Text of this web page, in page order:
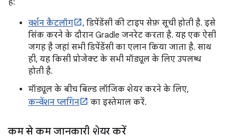
वर्शन कैटलॉग
, डिपेंडेंसी की टाइप सेफ़ सूची होती है. इसे
सिंक करने के दौरान Gradle जनरेट करता है. यह एक ऐसी
जगह है जहां सभी डिपेंडेंसी का एलान किया जाता है. साथ
ही, यह किसी प्रोजेक्ट के सभी मॉड्यूल के लिए उपलब्ध
होती है.
मॉड्यूल के बीच बिल्ड लॉजिक शेयर करने के लिए,
कन्वेंशन प्लगिन
का इस्तेमाल करें.
कम से कम जानकारी शेयर करें